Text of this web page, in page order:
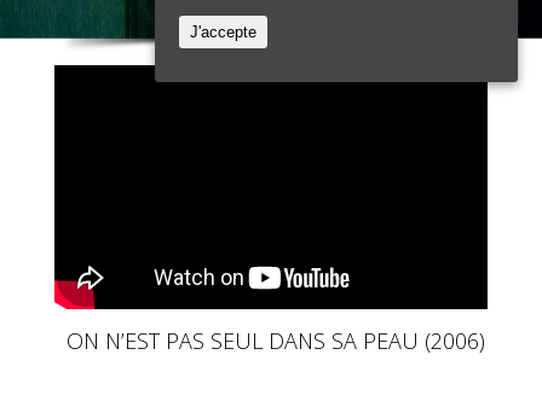
ON N’EST PAS SEUL DANS SA PEAU (2006)
J'accepte